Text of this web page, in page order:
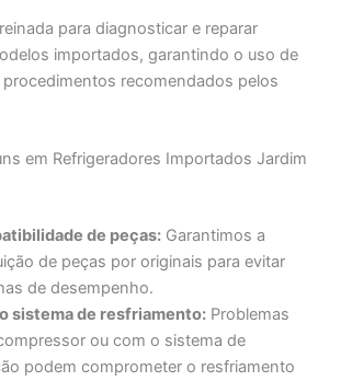
para diagnosticar e reparar
importados, garantindo o uso de
recomendados pelos
em Refrigeradores Importados Jardim
de peças: Garantimos a
de peças por originais para evitar
de desempenho.
sistema de resfriamento: Problemas
ou com o sistema de
podem comprometer o resfriamento